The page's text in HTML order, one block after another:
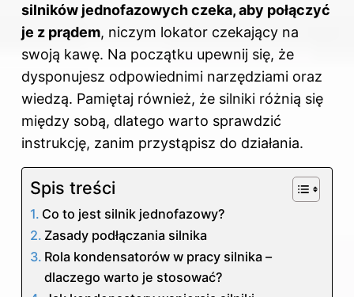
silników jednofazowych czeka, aby połączyć
je z prądem, niczym lokator czekający na
swoją kawę. Na początku upewnij się, że
dysponujesz odpowiednimi narzędziami oraz
wiedzą. Pamiętaj również, że silniki różnią się
między sobą, dlatego warto sprawdzić
instrukcję, zanim przystąpisz do działania.
Spis treści
Co to jest silnik jednofazowy?
Zasady podłączania silnika
Rola kondensatorów w pracy silnika –
dlaczego warto je stosować?